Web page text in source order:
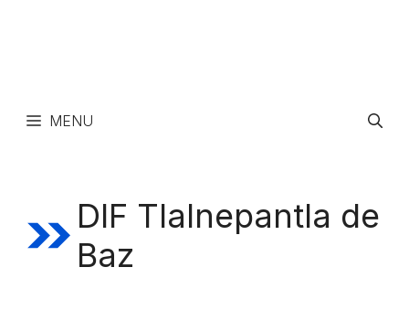
MENU
DIF Tlalnepantla de
Baz